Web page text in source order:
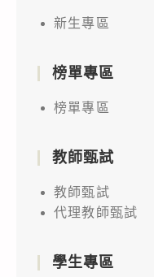
新生專區
榜單專區
榜單專區
教師甄試
教師甄試
代理教師甄試
學生專區